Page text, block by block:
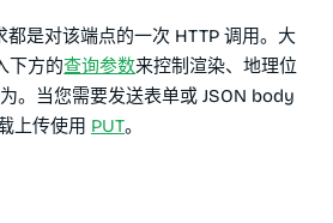
是对该端点的一次 HTTP 调用。大
下方的查询参数来控制渲染、地理位
。当您需要发送表单或 JSON body
上传使用 PUT。